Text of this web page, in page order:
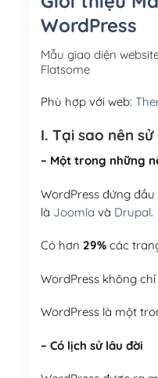
WordPress
Mẫu giao diện
Flatsome
Phù hợp với web:
I. Tại sao nên
– Một trong những
WordPress đứng
là Joomla và Drupal.
Có hơn 29%các
WordPress không
WordPress là một
– Có lịch sử lâu đời